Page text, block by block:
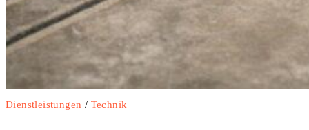
Dienstleistungen / Technik